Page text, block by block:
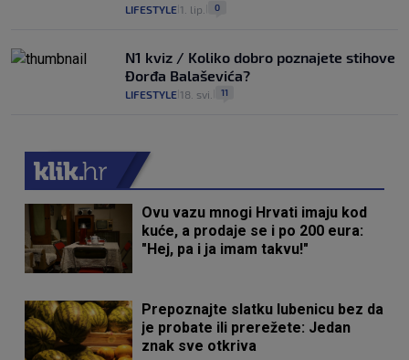
LIFESTYLE 1. lip. 0
N1 kviz / Koliko dobro poznajete stihove
Đorđa Balaševića?
LIFESTYLE 18. svi. 11
Ovu vazu mnogi Hrvati imaju kod
kuće, a prodaje se i po 200 eura:
"Hej, pa i ja imam takvu!"
Prepoznajte slatku lubenicu bez da
je probate ili prerežete: Jedan
znak sve otkriva